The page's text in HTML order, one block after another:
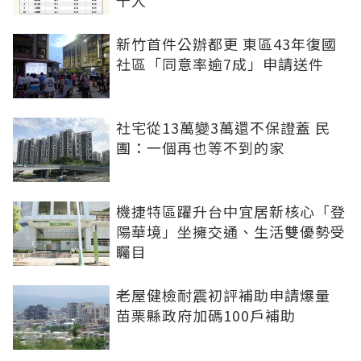
新竹首件公辦都更 東區43年復國
社區「同意率逾7成」申請送件
社宅從13萬變3萬還不保證蓋 民
團：一個再也等不到的家
機捷特區躍升台中宜居新核心「登
陽華境」坐擁交通、生活雙優勢受
矚目
老屋健檢耐震初評補助申請爆量
苗栗縣政府加碼100戶補助